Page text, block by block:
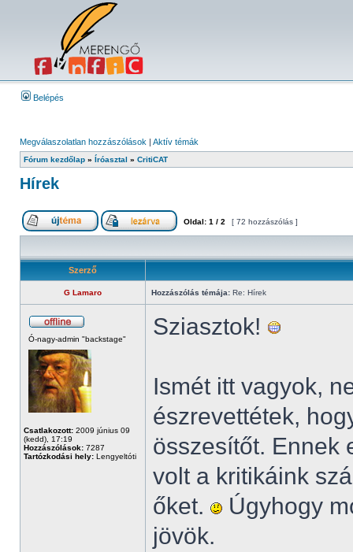
Belépés
Megválaszolatlan hozzászólások | Aktív témák
Fórum kezdőlap » Íróasztal » CritiCAT
Hírek
Oldal: 1 / 2 [ 72 hozzászólás ]
Szerző
G Lamaro Hozzászólás témája: Re: Hírek
Ó-nagy-admin "backstage"
Csatlakozott: 2009 június 09
(kedd), 17:19
Hozzászólások: 7287
Tartózkodási hely: Lengyeltóti
Sziasztok!
Ismét itt vagyok,
észrevettétek,
összesítőt. Ennek
volt a kritikáink
őket.
Úgyhogy
jövök.